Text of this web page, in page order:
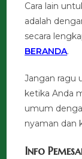
Cara lain
adalah
secara
BERANDA.
Jangan ragu
ketika Anda
umum
nyaman dan
Info